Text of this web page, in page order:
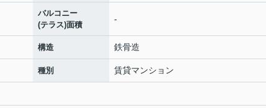
バルコニー
(テラス)面積
-
構造 鉄骨造
種別 賃貸マンション